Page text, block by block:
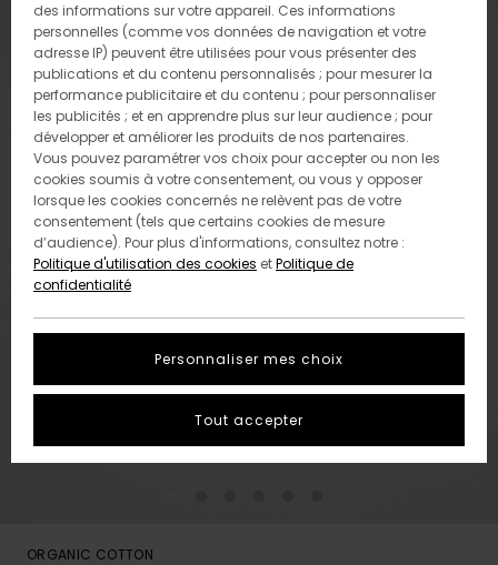
ORGANIC COTTON
des informations sur votre appareil. Ces informations
personnelles (comme vos données de navigation et votre
adresse IP) peuvent être utilisées pour vous présenter des
publications et du contenu personnalisés ; pour mesurer la
performance publicitaire et du contenu ; pour personnaliser
les publicités ; et en apprendre plus sur leur audience ; pour
développer et améliorer les produits de nos partenaires.
Vous pouvez paramétrer vos choix pour accepter ou non les
cookies soumis à votre consentement, ou vous y opposer
lorsque les cookies concernés ne relèvent pas de votre
consentement (tels que certains cookies de mesure
d’audience). Pour plus d'informations, consultez notre :
Politique d'utilisation des cookies etPolitique de
confidentialité
Personnaliser mes choix
Tout accepter